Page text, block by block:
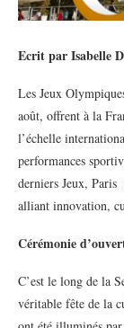
Ecrit par Isabelle
Les Jeux
août, offrent à la
l’échelle
performances
derniers Jeux, Paris
alliant innovation,
Cérémonie
C’est le long de la
véritable fête de la